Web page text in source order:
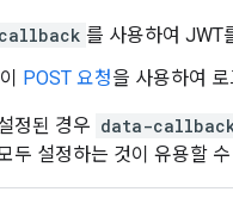
를 사용하여 JWT
POST 요청을 사용하여
정된 경우 data-
두 설정하는 것이 유용할